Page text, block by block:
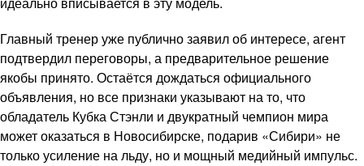
Главный тренер уже публично заявил об интересе, агент
подтвердил переговоры, а предварительное решение
якобы принято. Остаётся дождаться официального
объявления, но все признаки указывают на то, что
обладатель Кубка Стэнли и двукратный чемпион мира
может оказаться в Новосибирске, подарив «Сибири» не
только усиление на льду, но и мощный медийный импульс.